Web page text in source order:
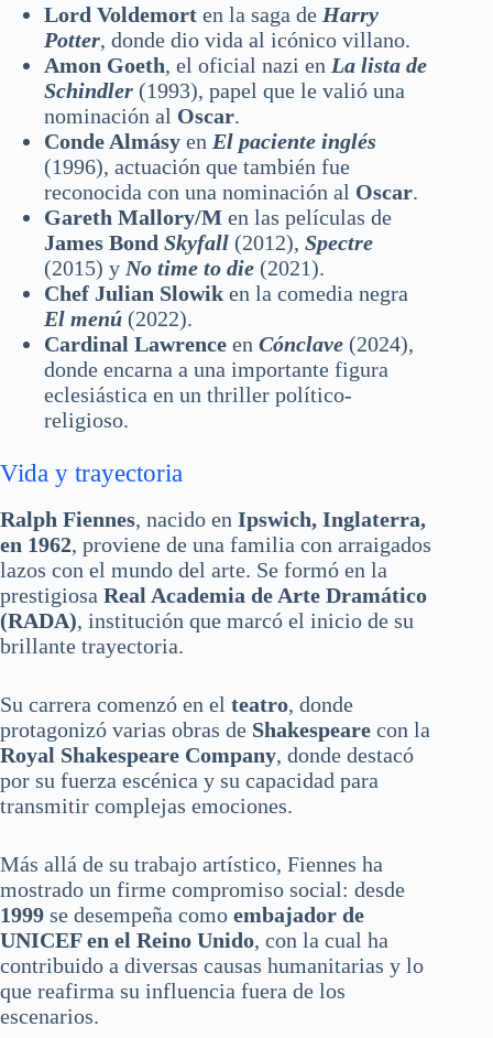
Lord Voldemort en la saga de Harry
Potter, donde dio vida al icónico villano.
Amon Goeth, el oficial nazi en La lista de
Schindler (1993), papel que le valió una
nominación al Oscar.
Conde Almásy en El paciente inglés
(1996), actuación que también fue
reconocida con una nominación al Oscar.
Gareth Mallory/M en las películas de
James Bond Skyfall (2012), Spectre
(2015) y No time to die (2021).
Chef Julian Slowik en la comedia negra
El menú (2022).
Cardinal Lawrence en Cónclave (2024),
donde encarna a una importante figura
eclesiástica en un thriller político-
religioso.
Vida y trayectoria
Ralph Fiennes, nacido en Ipswich, Inglaterra,
en 1962, proviene de una familia con arraigados
lazos con el mundo del arte. Se formó en la
prestigiosa Real Academia de Arte Dramático
(RADA), institución que marcó el inicio de su
brillante trayectoria.
Su carrera comenzó en el teatro, donde
protagonizó varias obras de Shakespeare con la
Royal Shakespeare Company, donde destacó
por su fuerza escénica y su capacidad para
transmitir complejas emociones.
Más allá de su trabajo artístico, Fiennes ha
mostrado un firme compromiso social: desde
1999 se desempeña como embajador de
UNICEF en el Reino Unido, con la cual ha
contribuido a diversas causas humanitarias y lo
que reafirma su influencia fuera de los
escenarios.